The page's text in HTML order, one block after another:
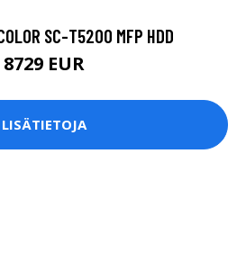
SC-T5200 MFP HDD
8729 EUR
LISÄTIETOJA